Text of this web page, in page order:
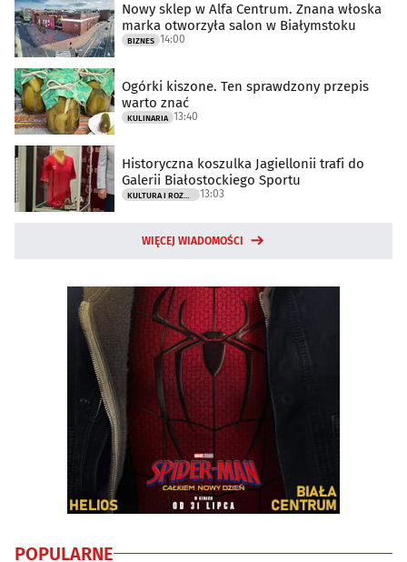
Nowy sklep w Alfa Centrum. Znana włoska
marka otworzyła salon w Białymstoku
BIZNES 14:00
Ogórki kiszone. Ten sprawdzony przepis
warto znać
KULINARIA 13:40
Historyczna koszulka Jagiellonii trafi do
Galerii Białostockiego Sportu
KULTURA I ROZRYWKA 13:03
WIĘCEJ WIADOMOŚCI
POPULARNE